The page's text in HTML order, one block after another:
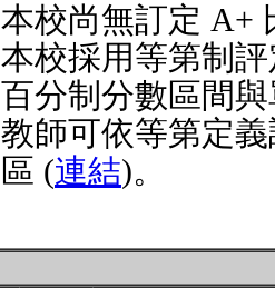
本校尚無訂定 A+
本校採用等第制
百分制分數區間
教師可依等第定
區 (連結)。